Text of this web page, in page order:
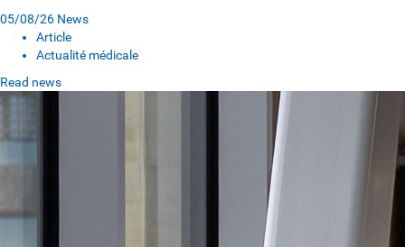
05/08/26 News
Article
Actualité médicale
Read news